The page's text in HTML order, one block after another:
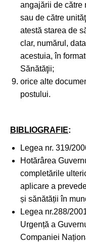
angajării de către
sau de către
atestă starea de
clar, numărul,
acestuia, în
Sănătăţii;
orice alte
postului.
BIBLIOGRAFIE:
Legea nr. 319/
Hotărârea
completările
aplicare a
și sănătății în
Legea nr.288/
Urgență a
Companiei